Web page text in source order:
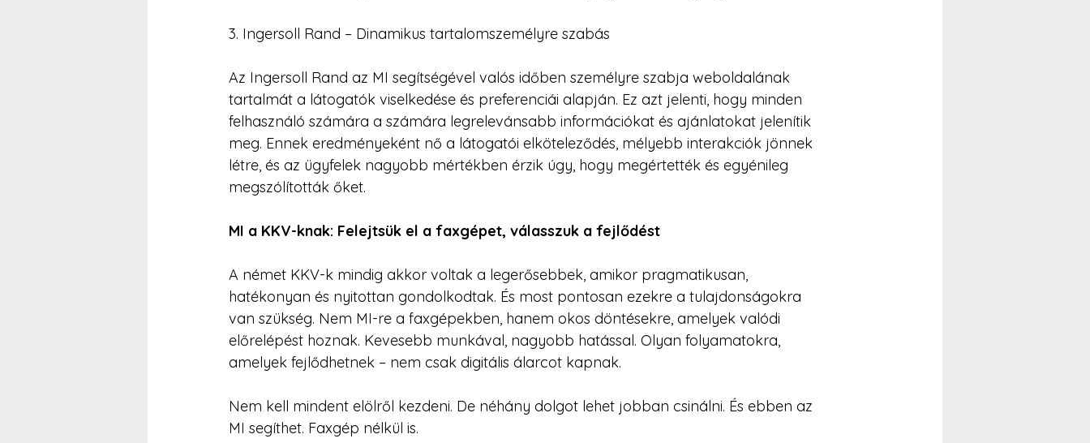
3. Ingersoll Rand – Dinamikus tartalomszemélyre szabás
Az Ingersoll Rand az MI segítségével valós időben személyre szabja weboldalának
tartalmát a látogatók viselkedése és preferenciái alapján. Ez azt jelenti, hogy minden
felhasználó számára a számára legrelevánsabb információkat és ajánlatokat jelenítik
meg. Ennek eredményeként nő a látogatói elköteleződés, mélyebb interakciók jönnek
létre, és az ügyfelek nagyobb mértékben érzik úgy, hogy megértették és egyénileg
megszólították őket.
MI a KKV-knak: Felejtsük el a faxgépet, válasszuk a fejlődést
A német KKV-k mindig akkor voltak a legerősebbek, amikor pragmatikusan,
hatékonyan és nyitottan gondolkodtak. És most pontosan ezekre a tulajdonságokra
van szükség. Nem MI-re a faxgépekben, hanem okos döntésekre, amelyek valódi
előrelépést hoznak. Kevesebb munkával, nagyobb hatással. Olyan folyamatokra,
amelyek fejlődhetnek – nem csak digitális álarcot kapnak.
Nem kell mindent elölről kezdeni. De néhány dolgot lehet jobban csinálni. És ebben az
MI segíthet. Faxgép nélkül is.